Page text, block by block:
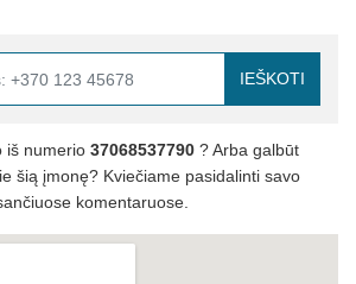
IEŠKOTI
iš numerio 37068537790 ? Arba galbūt
šią įmonę? Kviečiame pasidalinti savo
komentaruose.